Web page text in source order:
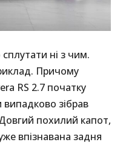
ні з чим.
Причому
RS 2.7 початку
випадково зібрав
похилий капот,
впізнавана задня